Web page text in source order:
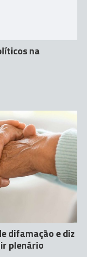
na
difamação e diz
plenário